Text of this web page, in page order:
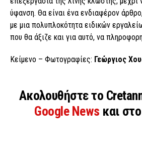
ύφανση. Θα είναι ένα ενδιαφέρον
με μια πολυπλοκότητα ειδικών
που θα άξιζε και για αυτό, να
Κείμενο – Φωτογραφίες: Γεώργιος
Ακολουθήστε το
Google News και στο